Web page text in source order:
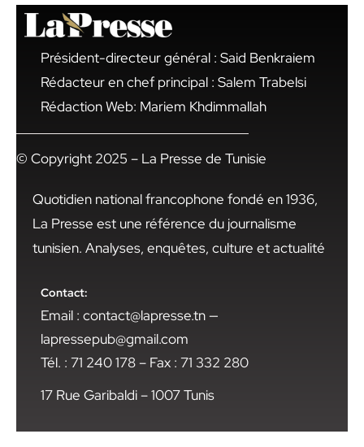
Président-directeur général : Said Benkraiem
Rédacteur en chef principal : Salem Trabelsi
Rédaction Web: Mariem Khdimmallah
© Copyright 2025 – La Presse de Tunisie
Quotidien national francophone fondé en 1936,
La Presse est une référence du journalisme
tunisien. Analyses, enquêtes, culture et actualité
Contact:
Email : contact@lapresse.tn —
lapressepub@gmail.com
Tél. : 71 240 178 – Fax : 71 332 280
17 Rue Garibaldi – 1007 Tunis